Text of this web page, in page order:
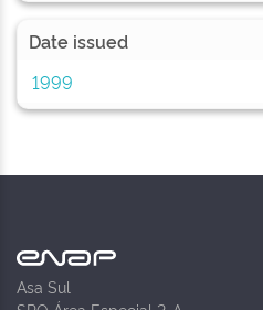
Date issued
1999
Asa Sul